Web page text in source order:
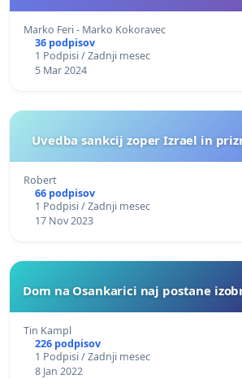
Marko Feri - Marko Kokoravec
36 podpisov
1 Podpisi / Zadnji mesec
5 Mar 2024
Uvedba sankcij zoper Izrael in
Robert
66 podpisov
1 Podpisi / Zadnji mesec
17 Nov 2023
Dom na Osankarici naj postane
Tin Kampl
226 podpisov
1 Podpisi / Zadnji mesec
8 Jan 2022